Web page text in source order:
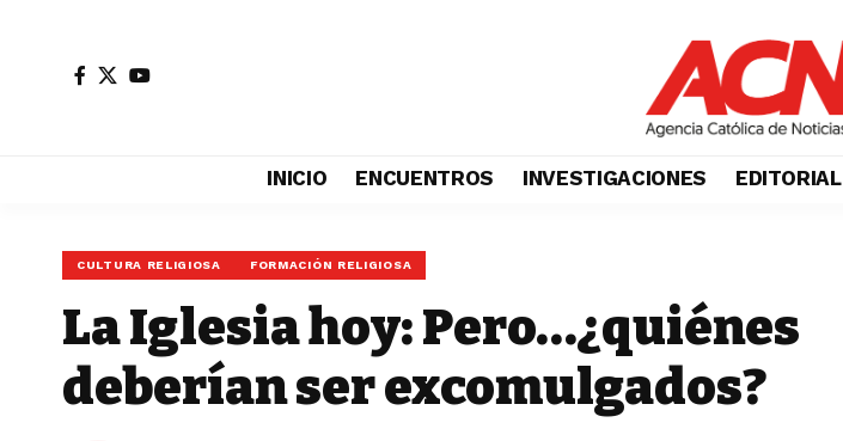
INICIO ENCUENTROS INVESTIGACIONES EDITORIAL
CULTURA RELIGIOSA FORMACIÓN RELIGIOSA
La Iglesia hoy: Pero…¿quiénes
deberían ser excomulgados?